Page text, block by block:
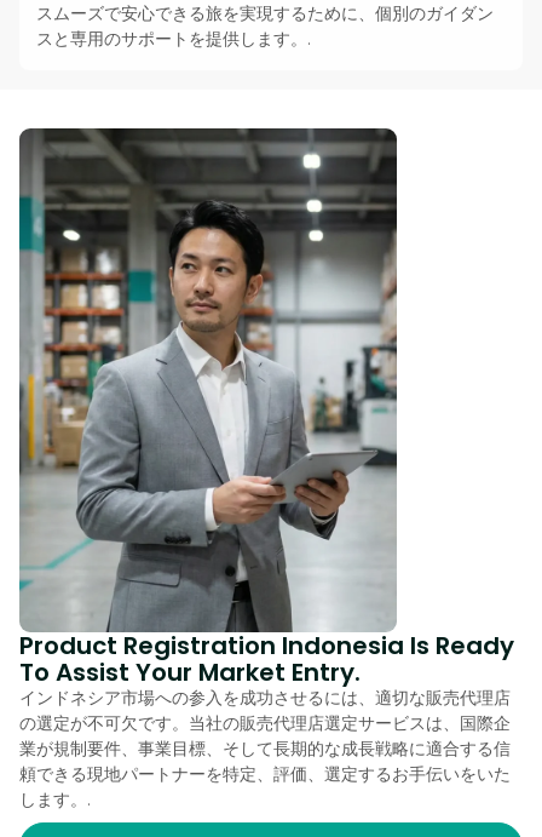
スムーズで安心できる旅を実現するために、個別のガイダン
スと専用のサポートを提供します。.
Product Registration Indonesia Is Ready
To Assist Your Market Entry.
インドネシア市場への参入を成功させるには、適切な販売代理店
の選定が不可欠です。当社の販売代理店選定サービスは、国際企
業が規制要件、事業目標、そして長期的な成長戦略に適合する信
頼できる現地パートナーを特定、評価、選定するお手伝いをいた
します。.